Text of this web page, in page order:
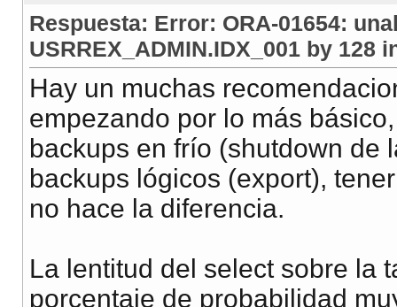
Respuesta: Error: ORA-01654:
USRREX_ADMIN.IDX_001 by 128
Hay un muchas
empezando por lo más
backups en frío (shutdown de
backups lógicos (export),
no hace la diferencia.
La lentitud del select sobre la
porcentaje de probabilidad